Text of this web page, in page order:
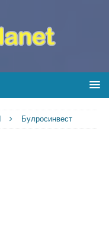
Булросинвест